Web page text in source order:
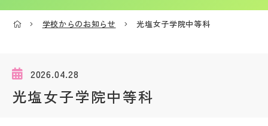
学校選び
学校からのお知らせ 光塩女子学院中等科
2026.04.28
光塩女子学院中等科